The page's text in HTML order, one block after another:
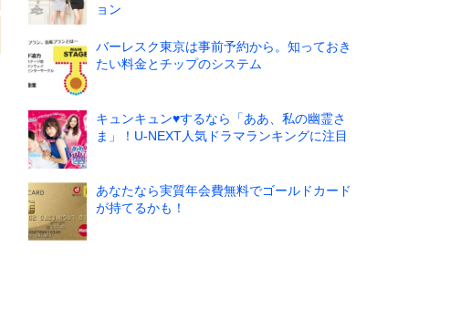
ョン
バーレスク東京は事前予約から。知っておき
たい料金とチップのシステム
キュンキュン♥するなら「ああ、私の幽霊さ
ま」！U-NEXT人気ドラマランキングに注目
あなたなら実質年会費無料でゴールドカード
が持てるかも！